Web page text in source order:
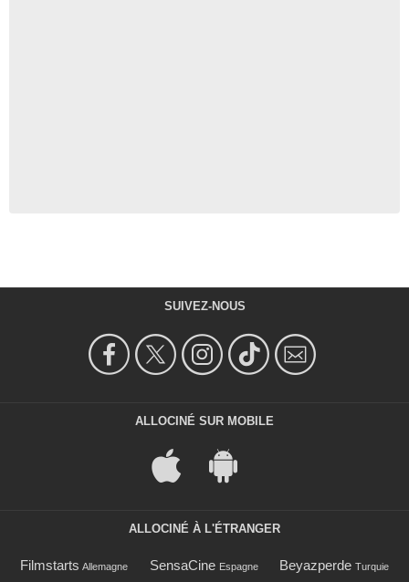
SUIVEZ-NOUS
ALLOCINÉ SUR MOBILE
ALLOCINÉ À L'ÉTRANGER
Filmstarts Allemagne SensaCine Espagne Beyazperde Turquie